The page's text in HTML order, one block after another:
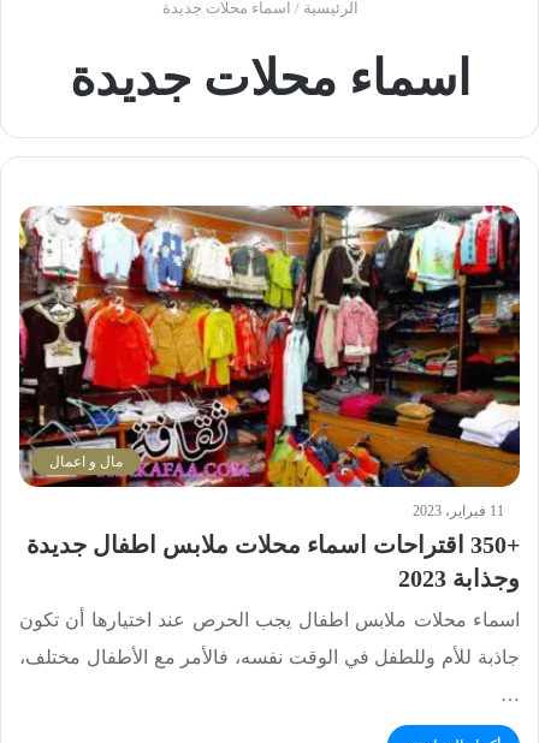
الرئيسية / اسماء محلات جديدة
اسماء محلات جديدة
مال و اعمال
11 فبراير، 2023
+350 اقتراحات اسماء محلات ملابس اطفال جديدة
وجذابة 2023
اسماء محلات ملابس اطفال يجب الحرص عند اختيارها أن تكون
جاذبة للأم وللطفل في الوقت نفسه، فالأمر مع الأطفال مختلف،
…